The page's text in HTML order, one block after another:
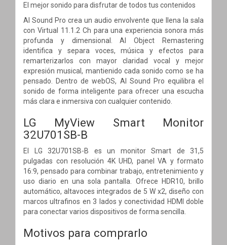
El mejor sonido para disfrutar de todos tus contenidos
AI Sound Pro crea un audio envolvente que llena la sala
con Virtual 11.1.2 Ch para una experiencia sonora más
profunda y dimensional. AI Object Remastering
identifica y separa voces, música y efectos para
remarterizarlos con mayor claridad vocal y mejor
expresión musical, mantienido cada sonido como se ha
pensado. Dentro de webOS, AI Sound Pro equilibra el
sonido de forma inteligente para ofrecer una escucha
más clara e inmersiva con cualquier contenido.
LG MyView Smart Monitor
32U701SB-B
El LG 32U701SB-B es un monitor Smart de 31,5
pulgadas con resolución 4K UHD, panel VA y formato
16:9, pensado para combinar trabajo, entretenimiento y
uso diario en una sola pantalla. Ofrece HDR10, brillo
automático, altavoces integrados de 5 W x2, diseño con
marcos ultrafinos en 3 lados y conectividad HDMI doble
para conectar varios dispositivos de forma sencilla.
Motivos para comprarlo